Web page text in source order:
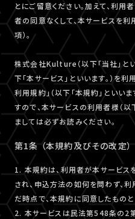
とにご留意ください。加えて、利
者の同意なくして、本サービスを
項）。
株式会社Kulture（以下「当社」と
下「本サービス」といいます。）を
利用規約」（以下「本規約」といい
すので、本サービスの利用者様（以
ましては必ずお読みください。
第1条 （本規約及びその改定）
1. 本規約は、利用者が本サービス
され、申込方法の如何を問わず、
だ時点で、本規約に同意したものと
2. 本サービスは民法第548条の2